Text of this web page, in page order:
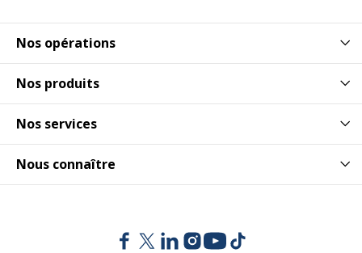
Nos opérations
Nos produits
Nos services
Nous connaître